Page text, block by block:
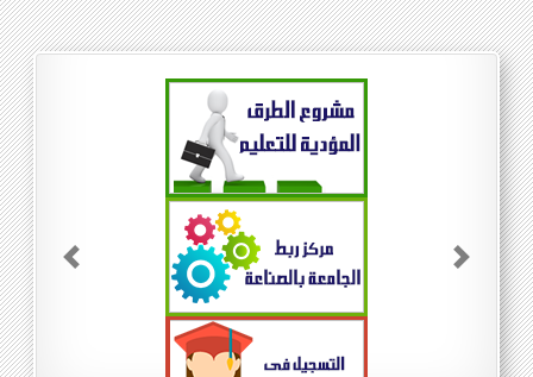
Previous Next